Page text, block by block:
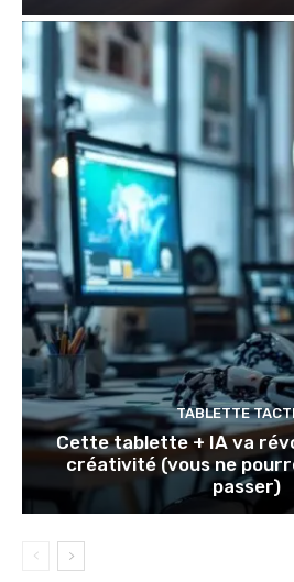
TABLETTE
Cette tablette + IA va
créativité (vous ne
passer)